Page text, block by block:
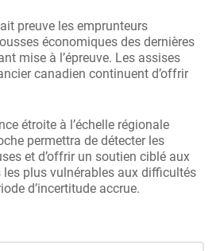
preuve les emprunteurs
économiques des dernières
mise à l’épreuve. Les assises
canadien continuent d’offrir
étroite à l’échelle régionale
permettra de détecter les
et d’offrir un soutien ciblé aux
les plus vulnérables aux difficultés
d’incertitude accrue.